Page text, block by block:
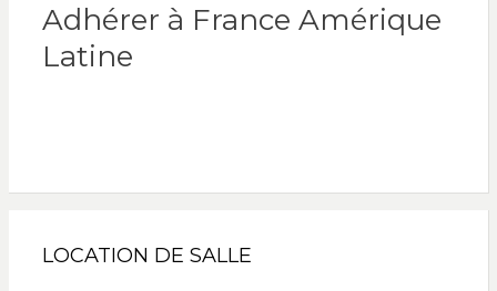
Adhérer à France Amérique
Latine
LOCATION DE SALLE